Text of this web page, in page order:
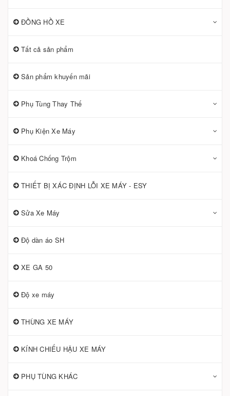
ĐỒNG HỒ XE
Tất cả sản phẩm
Sản phẩm khuyến mãi
Phụ Tùng Thay Thế
Phụ Kiện Xe Máy
Khoá Chống Trộm
THIẾT BỊ XÁC ĐỊNH LỖI XE MÁY - ESY
Sửa Xe Máy
Độ dàn áo SH
XE GA 50
Độ xe máy
THÙNG XE MÁY
KÍNH CHIẾU HẬU XE MÁY
PHỤ TÙNG KHÁC